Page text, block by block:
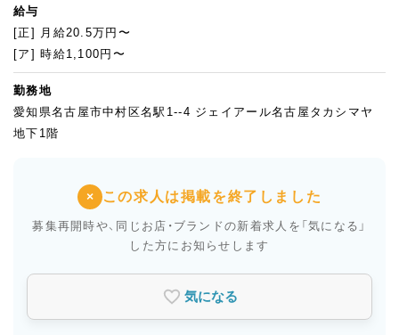
給与
[正] 月給20.5万円〜
[ア] 時給1,100円〜
勤務地
愛知県名古屋市中村区名駅1--4 ジェイアール名古屋タカシマヤ
地下1階
× この求人は掲載を終了しました
募集再開時や、同じお店・ブランドの新着求人を 「気になる」
した方にお知らせします
気になる